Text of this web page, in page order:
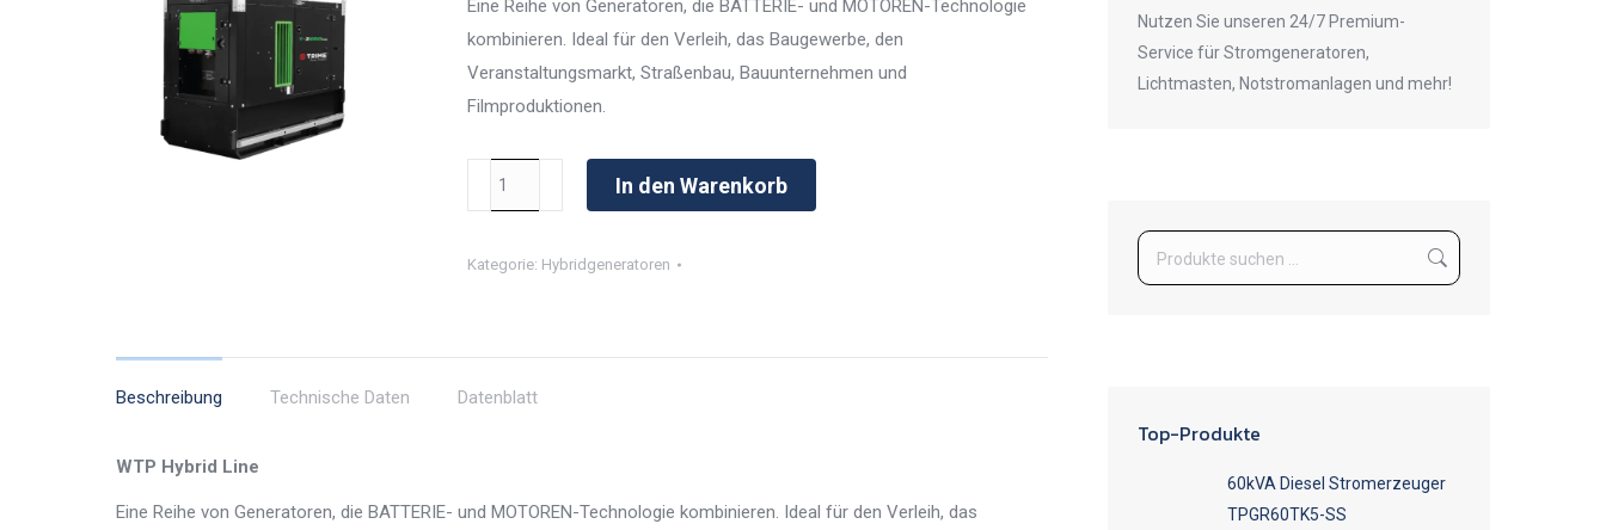
Eine Reihe von Generatoren, die BATTERIE- und MOTOREN-Technologie
kombinieren. Ideal für den Verleih, das Baugewerbe, den
Veranstaltungsmarkt, Straßenbau, Bauunternehmen und
Filmproduktionen.
WTP
MGTP
TH
In den Warenkorb
Kategorie: Hybridgeneratoren
Beschreibung Technische Daten Datenblatt
WTP Hybrid Line
Eine Reihe von Generatoren, die BATTERIE- und MOTOREN-Technologie kombinieren. Ideal für den Verleih, das
Nutzen Sie unseren 24/7 Premium-
Service für Stromgeneratoren,
Lichtmasten, Notstromanlagen und mehr!
Top-Produkte
60kVA Diesel Stromerzeuger
TPGR60TK5-SS